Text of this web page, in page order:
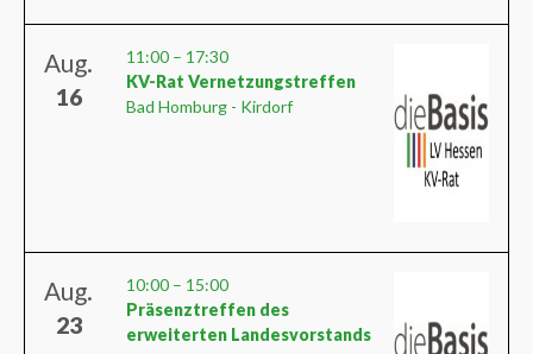
Aug.
16
11:00 – 17:30
KV-Rat Vernetzungstreffen
Bad Homburg - Kirdorf
Aug.
23
10:00 – 15:00
Präsenztreffen des
erweiterten Landesvorstands